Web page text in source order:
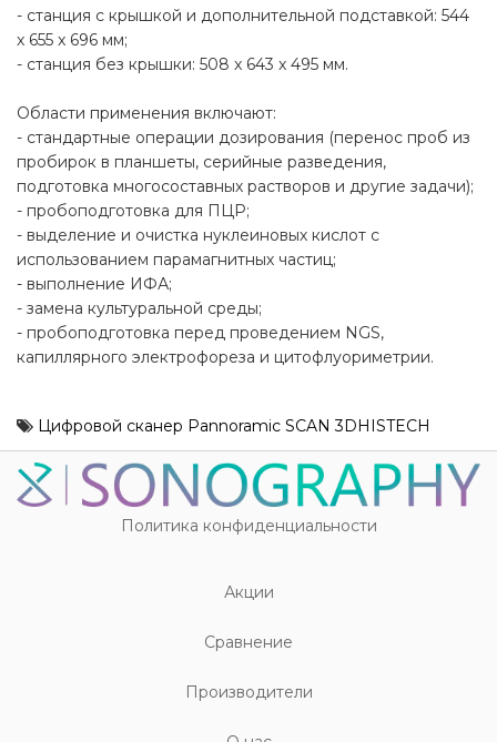
- станция с крышкой и дополнительной подставкой: 544
x 655 x 696 мм;
- станция без крышки: 508 x 643 x 495 мм.
Области применения включают:
- стандартные операции дозирования (перенос проб из
пробирок в планшеты, серийные разведения,
подготовка многосоставных растворов и другие задачи);
- пробоподготовка для ПЦР;
- выделение и очистка нуклеиновых кислот с
использованием парамагнитных частиц;
- выполнение ИФА;
- замена культуральной среды;
- пробоподготовка перед проведением NGS,
капиллярного электрофореза и цитофлуориметрии.
Цифровой сканер Pannoramic SCAN 3DHISTECH
Политика конфиденциальности
Акции
Cравнение
Производители